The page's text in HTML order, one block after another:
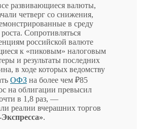
развивающиеся валюты,
четверг со снижения,
в среду
Сопротивляться
российской валюте
к «пиковым» налоговым
и результаты последних
в ходе которых ведомству
ОФЗ на более чем ₽85
на облигации превысил
в 1,8 раз, —
реалии вчерашних торгов
.